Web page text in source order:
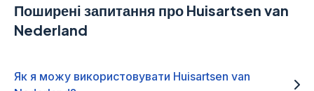
Поширені запитання про Huisartsen van
Nederland
Як я можу використовувати Huisartsen van